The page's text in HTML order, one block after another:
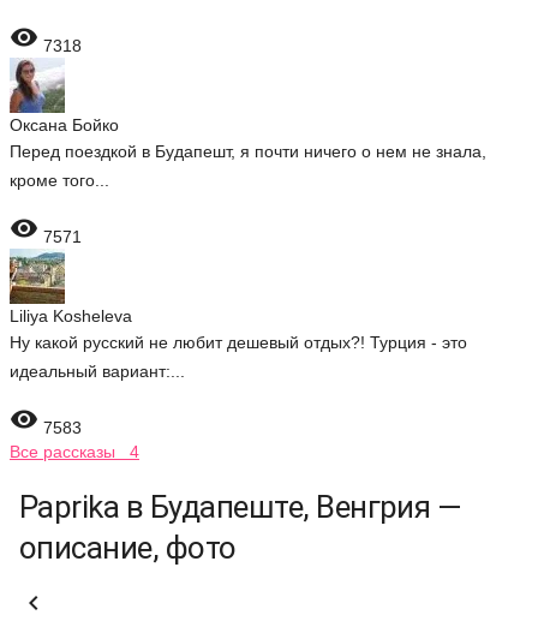
 7318
Оксана Бойко
Перед поездкой в Будапешт, я почти ничего о нем не знала,
кроме того...
 7571
Liliya Kosheleva
Ну какой русский не любит дешевый отдых?! Турция - это
идеальный вариант:...
 7583
Все рассказы 4
Paprika в Будапеште, Венгрия —
описание, фото
